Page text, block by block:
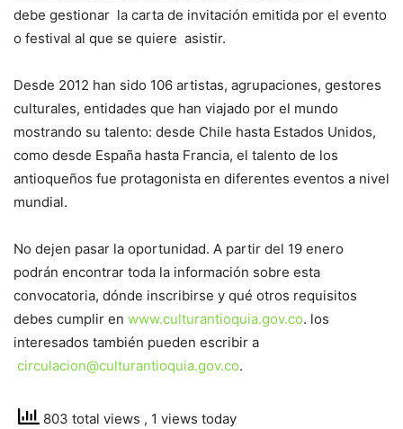
debe gestionar la carta de invitación emitida por el evento
o festival al que se quiere asistir.
Desde 2012 han sido 106 artistas, agrupaciones, gestores
culturales, entidades que han viajado por el mundo
mostrando su talento: desde Chile hasta Estados Unidos,
como desde España hasta Francia, el talento de los
antioqueños fue protagonista en diferentes eventos a nivel
mundial.
No dejen pasar la oportunidad. A partir del 19 enero
podrán encontrar toda la información sobre esta
convocatoria, dónde inscribirse y qué otros requisitos
debes cumplir en www.culturantioquia.gov.co. los
interesados también pueden escribir a
circulacion@culturantioquia.gov.co.
803 total views , 1 views today